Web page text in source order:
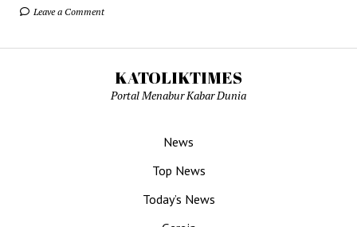
Leave a Comment
KATOLIKTIMES
Portal Menabur Kabar Dunia
News
Top News
Today’s News